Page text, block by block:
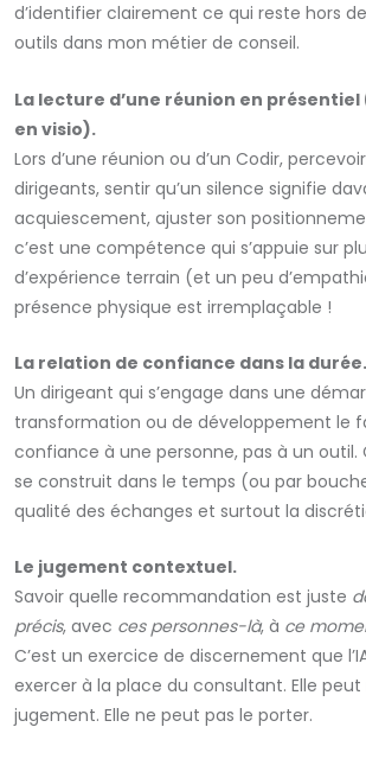
d’identifier clairement ce qui reste hors
outils dans mon métier de conseil.
La lecture d’une réunion en
en visio).
Lors d’une réunion ou d’un Codir,
dirigeants, sentir qu’un silence signifie
acquiescement, ajuster son
c’est une compétence qui s’appuie sur
d’expérience terrain (et un peu
présence physique est irremplaçable !
La relation de confiance dans la durée.
Un dirigeant qui s’engage dans une
transformation ou de développement le
confiance à une personne, pas à un
se construit dans le temps (ou par
qualité des échanges et surtout la
Le jugement contextuel.
Savoir quelle recommandation est juste
précis, avec ces personnes-là, à ce
C’est un exercice de discernement que
exercer à la place du consultant. Elle
jugement. Elle ne peut pas le porter.